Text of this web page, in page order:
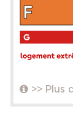
>> Plus